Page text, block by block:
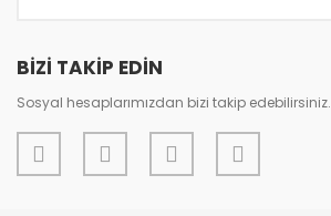
BİZİ TAKİP EDİN
Sosyal hesaplarımızdan bizi takip edebilirsiniz.